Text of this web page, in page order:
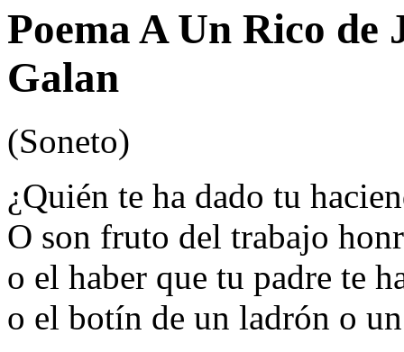
Poema A Un Rico
Galan
(Soneto)
¿Quién te ha dado tu
O son fruto del trabajo
o el haber que tu padre te
o el botín de un ladrón o